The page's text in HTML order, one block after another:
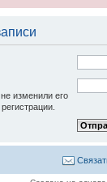
изменили его